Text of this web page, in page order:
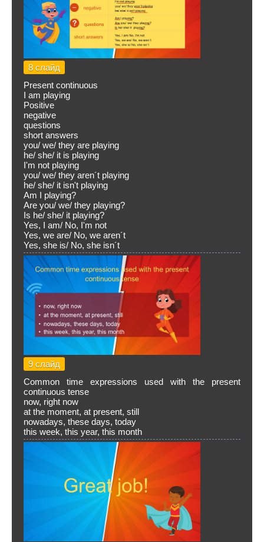
8 слайд
Present continuous
I am playing
Positive
negative
questions
short answers
you/ we/ they are playing
he/ she/ it is playing
I'm not playing
you/ we/ they aren´t playing
he/ she/ it isn't playing
Am I playing?
Are you/ we/ they playing?
Is he/ she/ it playing?
Yes, I am/ No, I'm not
Yes, we are/ No, we aren´t
Yes, she is/ No, she isn´t
9 слайд
Common time expressions used with the present
continuous tense
now, right now
at the moment, at present, still
nowadays, these days, today
this week, this year, this month